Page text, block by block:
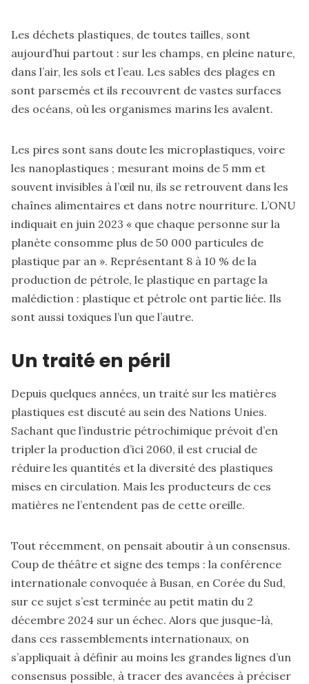
Les déchets plastiques, de toutes tailles, sont
aujourd’hui partout : sur les champs, en pleine nature,
dans l’air, les sols et l’eau. Les sables des plages en
sont parsemés et ils recouvrent de vastes surfaces
des océans, où les organismes marins les avalent.
Les pires sont sans doute les microplastiques, voire
les nanoplastiques ; mesurant moins de 5 mm et
souvent invisibles à l’œil nu, ils se retrouvent dans les
chaînes alimentaires et dans notre nourriture. L’ONU
indiquait en juin 2023 « que chaque personne sur la
planète consomme plus de 50 000 particules de
plastique par an ». Représentant 8 à 10 % de la
production de pétrole, le plastique en partage la
malédiction : plastique et pétrole ont partie liée. Ils
sont aussi toxiques l’un que l’autre.
Un traité en péril
Depuis quelques années, un traité sur les matières
plastiques est discuté au sein des Nations Unies.
Sachant que l’industrie pétrochimique prévoit d’en
tripler la production d’ici 2060, il est crucial de
réduire les quantités et la diversité des plastiques
mises en circulation. Mais les producteurs de ces
matières ne l’entendent pas de cette oreille.
Tout récemment, on pensait aboutir à un consensus.
Coup de théâtre et signe des temps : la conférence
internationale convoquée à Busan, en Corée du Sud,
sur ce sujet s’est terminée au petit matin du 2
décembre 2024 sur un échec. Alors que jusque-là,
dans ces rassemblements internationaux, on
s’appliquait à définir au moins les grandes lignes d’un
consensus possible, à tracer des avancées à préciser